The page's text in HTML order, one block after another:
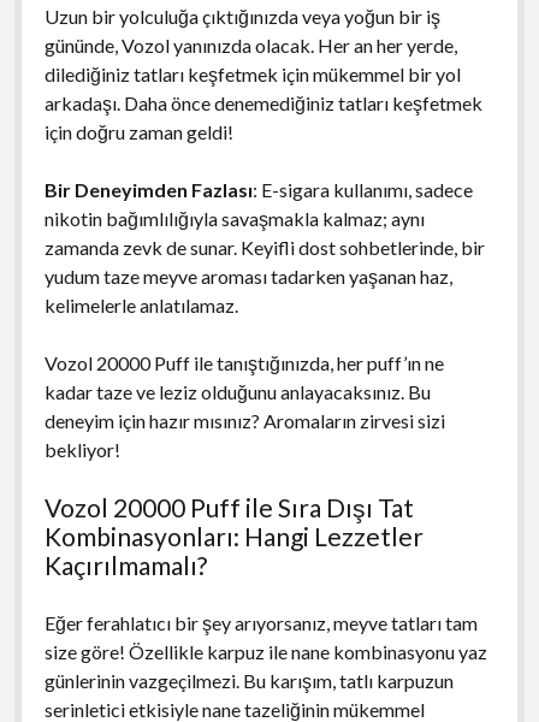
Uzun bir yolculuğa çıktığınızda veya yoğun bir iş
gününde, Vozol yanınızda olacak. Her an her yerde,
dilediğiniz tatları keşfetmek için mükemmel bir yol
arkadaşı. Daha önce denemediğiniz tatları keşfetmek
için doğru zaman geldi!
Bir Deneyimden Fazlası: E-sigara kullanımı, sadece
nikotin bağımlılığıyla savaşmakla kalmaz; aynı
zamanda zevk de sunar. Keyifli dost sohbetlerinde, bir
yudum taze meyve aroması tadarken yaşanan haz,
kelimelerle anlatılamaz.
Vozol 20000 Puff ile tanıştığınızda, her puff’ın ne
kadar taze ve leziz olduğunu anlayacaksınız. Bu
deneyim için hazır mısınız? Aromaların zirvesi sizi
bekliyor!
Vozol 20000 Puff ile Sıra Dışı Tat
Kombinasyonları: Hangi Lezzetler
Kaçırılmamalı?
Eğer ferahlatıcı bir şey arıyorsanız, meyve tatları tam
size göre! Özellikle karpuz ile nane kombinasyonu yaz
günlerinin vazgeçilmezi. Bu karışım, tatlı karpuzun
serinletici etkisiyle nane tazeliğinin mükemmel